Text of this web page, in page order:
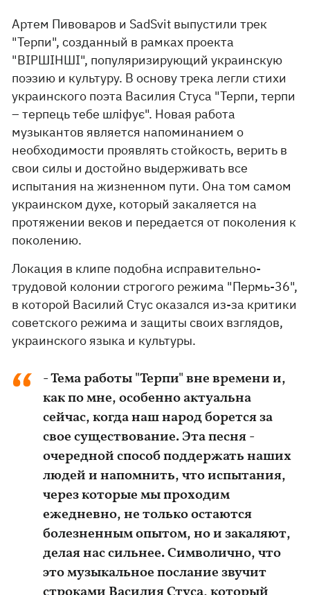
Артем Пивоваров и SadSvit выпустили трек
"Терпи", созданный в рамках проекта
"ВІРШІНШІ", популяризирующий украинскую
поэзию и культуру. В основу трека легли стихи
украинского поэта Василия Стуса "Терпи, терпи
– терпець тебе шліфує". Новая работа
музыкантов является напоминанием о
необходимости проявлять стойкость, верить в
свои силы и достойно выдерживать все
испытания на жизненном пути. Она том самом
украинском духе, который закаляется на
протяжении веков и передается от поколения к
поколению.
Локация в клипе подобна исправительно-
трудовой колонии строгого режима "Пермь-36",
в которой Василий Стус оказался из-за критики
советского режима и защиты своих взглядов,
украинского языка и культуры.
- Тема работы "Терпи" вне времени и,
как по мне, особенно актуальна
сейчас, когда наш народ борется за
свое существование. Эта песня -
очередной способ поддержать наших
людей и напомнить, что испытания,
через которые мы проходим
ежедневно, не только остаются
болезненным опытом, но и закаляют,
делая нас сильнее. Символично, что
это музыкальное послание звучит
строками Василия Стуса, который